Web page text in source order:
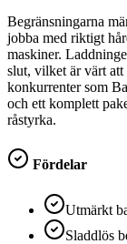
Begränsningarna
jobba med riktigt
maskiner.
slut, vilket är värt
konkurrenter som
och ett komplett
råstyrka.
Fördelar
Utmärkt
Sladdlös